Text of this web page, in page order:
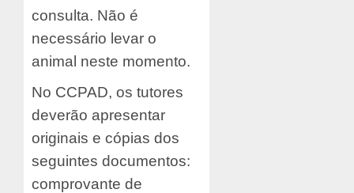
consulta. Não é
necessário levar o
animal neste momento.
No CCPAD, os tutores
deverão apresentar
originais e cópias dos
seguintes documentos:
comprovante de